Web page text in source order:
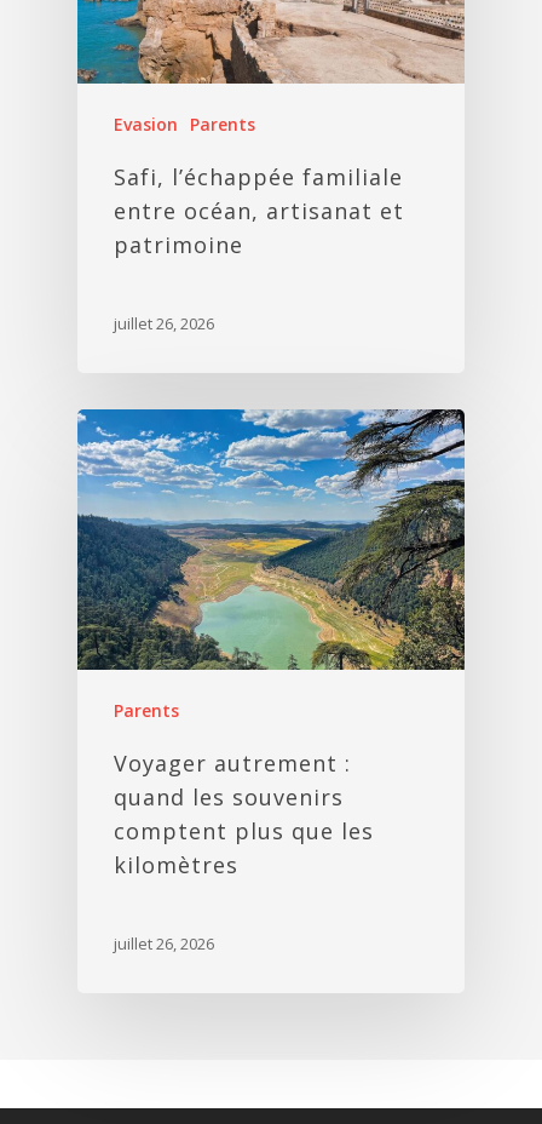
Evasion Parents
Safi, l’échappée familiale
entre océan, artisanat et
patrimoine
juillet 26, 2026
Parents
Voyager autrement :
quand les souvenirs
comptent plus que les
kilomètres
juillet 26, 2026